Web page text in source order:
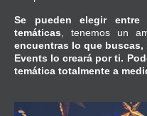
Se pueden elegir
temáticas , tenemos un
encuentras lo que
Events lo creará por ti.
temática totalmente a